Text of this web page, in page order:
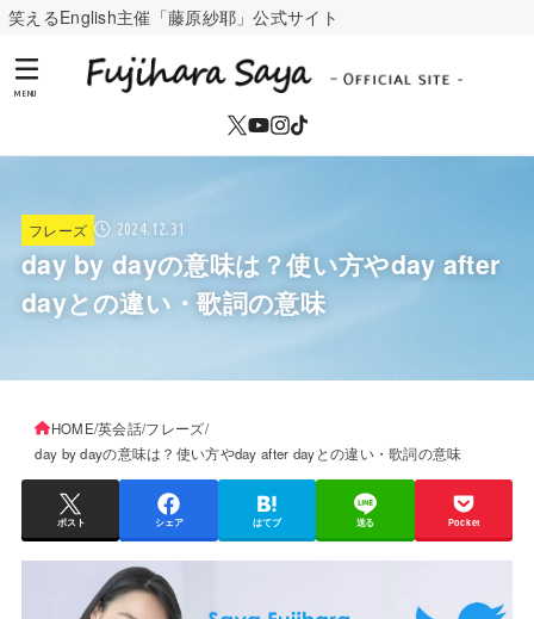
笑えるEnglish主催「藤原紗耶」公式サイト
MENU
フレーズ 2024.12.31
day by dayの意味は？使い方やday after
dayとの違い・歌詞の意味
HOME 英会話 フレーズ
day by dayの意味は？使い方やday after dayとの違い・歌詞の意味
ポスト シェア はてブ 送る Pocket